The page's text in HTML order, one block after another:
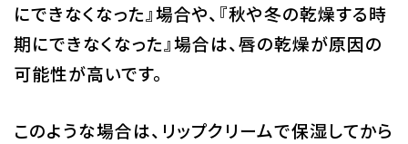
にできなくなった』場合や、『秋や冬の乾燥する時
期にできなくなった』場合は、唇の乾燥が原因の
可能性が高いです。
このような場合は、リップクリームで保湿してから